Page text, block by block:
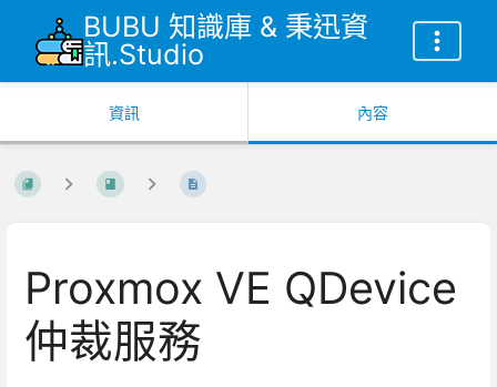
BUBU 知識庫 & 秉迅資
訊.Studio
資訊 內容
Proxmox VE QDevice
仲裁服務